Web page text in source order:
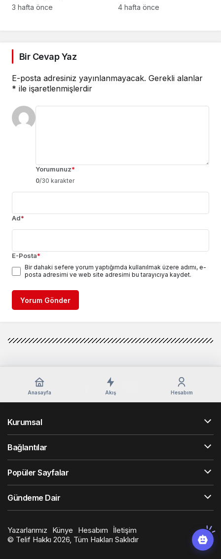
3 hafta önce
yüklediği tarihi
4 hafta önce
Bir Cevap Yaz
E-posta adresiniz yayınlanmayacak. Gerekli alanlar
* ile işaretlenmişlerdir
Yorumunuz*
0/30 karakter
Ad*
E-Posta*
Bir dahaki sefere yorum yaptığımda kullanılmak üzere adımı, e-
posta adresimi ve web site adresimi bu tarayıcıya kaydet.
Yorum Gönder
Anasayfa Akış Hesabım
Kurumsal
Bağlantılar
Popüler Sayfalar
Gündeme Dair
Yazarlarımız Künye Hesabım
İletişim
© Telif Hakkı 2026, Tüm Hakları Saklıdır